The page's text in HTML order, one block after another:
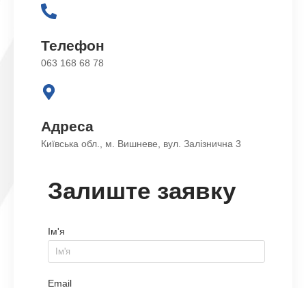
Телефон
063 168 68 78
Адреса
Київська обл., м. Вишневе, вул. Залізнична 3
Залиште заявку
Ім'я
Email